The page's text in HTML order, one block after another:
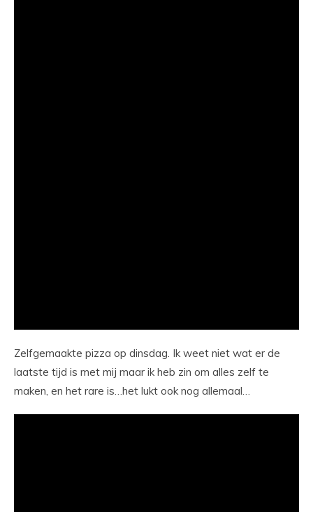
Zelfgemaakte pizza op dinsdag. Ik weet niet wat er de
laatste tijd is met mij maar ik heb zin om alles zelf te
maken, en het rare is…het lukt ook nog allemaal…